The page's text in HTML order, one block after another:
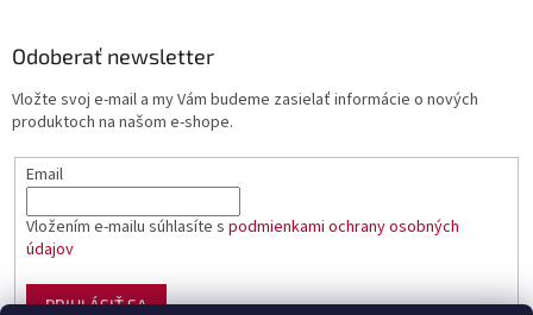
Odoberať newsletter
Vložte svoj e-mail a my Vám budeme zasielať informácie o nových
produktoch na našom e-shope.
Email
Vložením e-mailu súhlasíte s podmienkami ochrany osobných
údajov
PRIHLÁSIŤ SA